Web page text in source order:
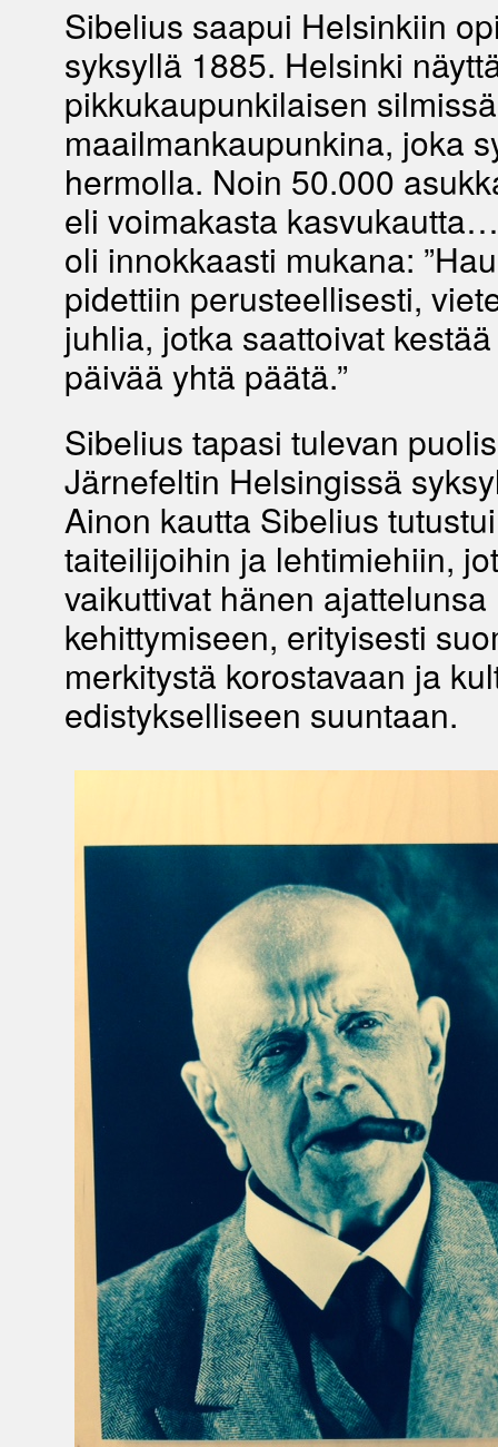
Sibelius saapui Helsinkiin
syksyllä 1885. Helsinki
pikkukaupunkilaisen silmissä
maailmankaupunkina, joka
hermolla. Noin 50.000
eli voimakasta
oli innokkaasti mukana:
pidettiin perusteellisesti,
juhlia, jotka saattoivat
päivää yhtä päätä.”
Sibelius tapasi tulevan
Järnefeltin Helsingissä
Ainon kautta Sibelius
taiteilijoihin ja lehtimiehiin,
vaikuttivat hänen ajattelunsa
kehittymiseen, erityisesti
merkitystä korostavaan ja
edistykselliseen suuntaan.